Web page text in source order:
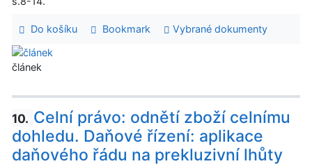
Do košíku Bookmark Vybrané dokumenty
článek
10. Celní právo: odnětí zboží celnímu
dohledu. Daňové řízení: aplikace
daňového řádu na prekluzivní lhůty